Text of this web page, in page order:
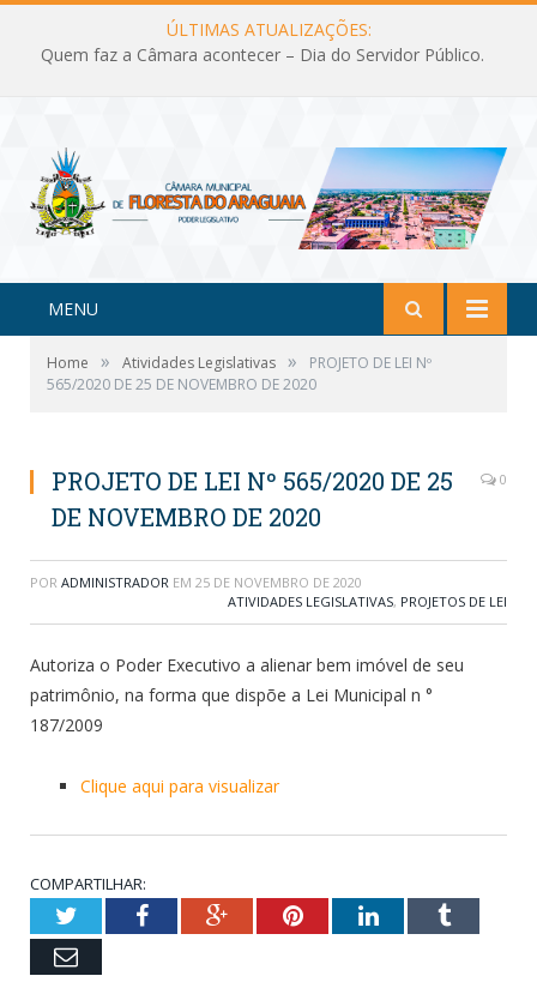
ÚLTIMAS ATUALIZAÇÕES:
Quem faz a Câmara acontecer – Dia do Servidor Público.
MENU
Home » Atividades Legislativas »
PROJETO DE LEI Nº
565/2020 DE 25 DE NOVEMBRO DE 2020
PROJETO DE LEI Nº 565/2020 DE 25
DE NOVEMBRO DE 2020
0
POR ADMINISTRADOR EM 25 DE NOVEMBRO DE 2020
ATIVIDADES LEGISLATIVAS, PROJETOS DE LEI
Autoriza o Poder Executivo a alienar bem imóvel de seu
patrimônio, na forma que dispõe a Lei Municipal n °
187/2009
Clique aqui para visualizar
COMPARTILHAR:
TwitterFacebookGoogle+PinterestLinkedInTumblr
Email